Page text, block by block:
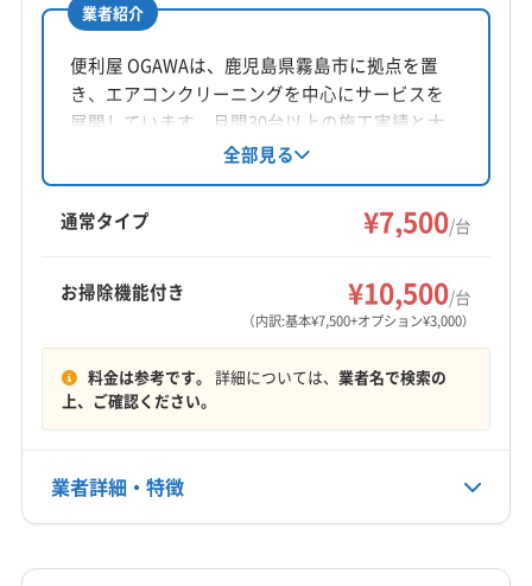
所在地
鹿児島県鹿児島市
対応地域
いちき串木野市 姶良市
鹿児島市
日置市 霧島市
年中無休
電話番号
公式HP
公式サイトを見る
業者紹介
便利屋 OGAWAは、鹿児島県霧島市に拠点を置
き、エアコンクリーニングを中心にサービスを
展開しています。月間30台以上の施工実績と大
手量販店からの委託実績があり、確かな技術が
魅力です。女性スタッフが在籍しており、10日
以内の施工不良は無償で対応。土日祝日も営業
し、時間外の相談も可能です。
全部見る
通常タイプ ¥7,500/台
お掃除機能付き ¥10,500/台
（内訳:基本¥7,500+オプション¥3,000）
料金は参考です。 詳細については、 業者名で検索の
上、ご確認ください。
業者詳細・特徴